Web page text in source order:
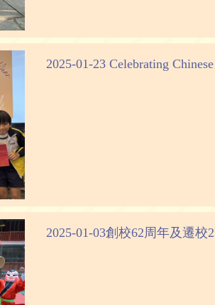
2025-01-23 Celebrating
2025-01-03創校62周年及遷校